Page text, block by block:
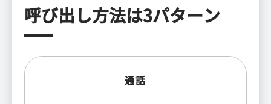
呼び出し方法は3パターン
通話